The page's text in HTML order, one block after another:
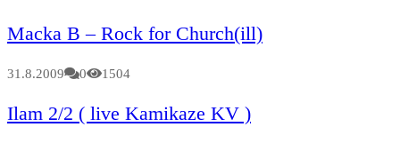
Macka B – Rock for Church(ill)
31.8.2009 0 1504
Ilam 2/2 ( live Kamikaze KV )